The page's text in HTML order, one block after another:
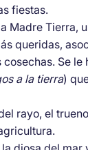
fiestas.
Madre Tierra,
queridas,
Se le
a la tierra)
rayo, el